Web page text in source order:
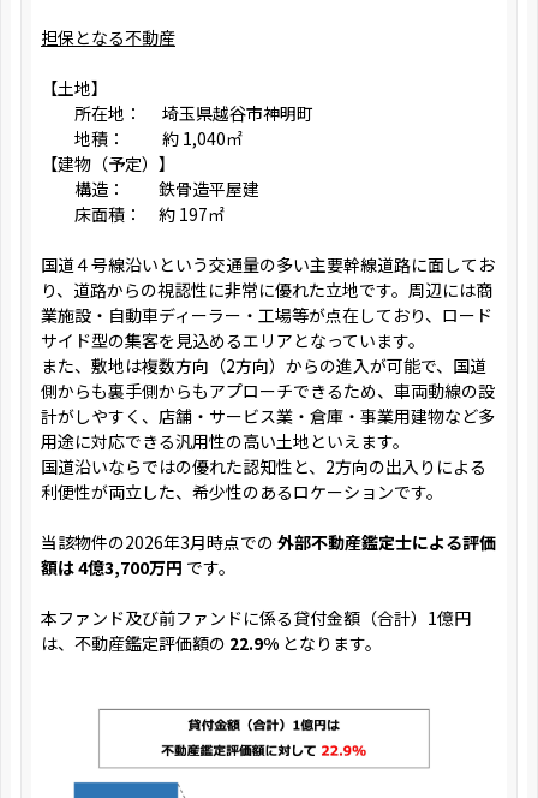
担保となる不動産
【土地】
所在地： 埼玉県越谷市神明町
地積： 約 1,040㎡
【建物（予定）】
構造： 鉄骨造平屋建
床面積： 約 197㎡
国道４号線沿いという交通量の多い主要幹線道路に面してお
り、道路からの視認性に非常に優れた立地です。周辺には商
業施設・自動車ディーラー・工場等が点在しており、ロード
サイド型の集客を見込めるエリアとなっています。
また、敷地は複数方向（2方向）からの進入が可能で、国道
側からも裏手側からもアプローチできるため、車両動線の設
計がしやすく、店舗・サービス業・倉庫・事業用建物など多
用途に対応できる汎用性の高い土地といえます。
国道沿いならではの優れた認知性と、2方向の出入りによる
利便性が両立した、希少性のあるロケーションです。
当該物件の2026年3月時点での 外部不動産鑑定士による評価
額は 4億3,700万円 です。
本ファンド及び前ファンドに係る貸付金額（合計）1億円
は、不動産鑑定評価額の 22.9% となります。